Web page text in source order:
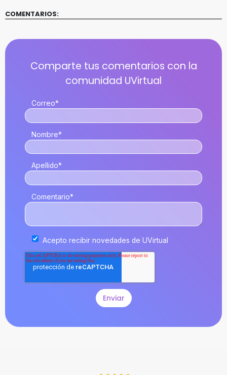
COMENTARIOS:
Correo*
Nombre*
Apellido*
Comentario*
Acepto recibir novedades de UVirtual